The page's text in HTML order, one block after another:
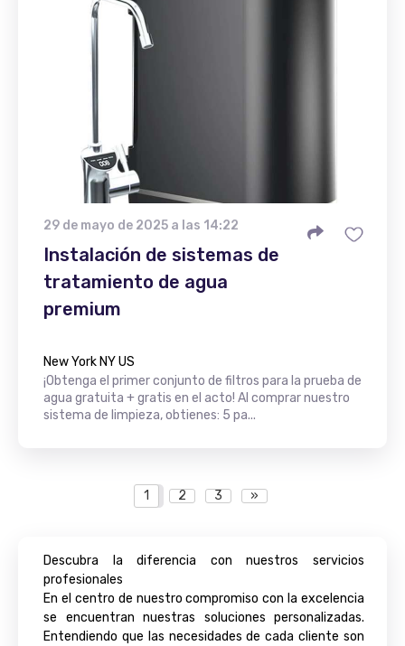
29 de mayo de 2025 a las 14:22
Instalación de sistemas de
tratamiento de agua
premium
New York NY US
¡Obtenga el primer conjunto de filtros para la prueba de
agua gratuita + gratis en el acto! Al comprar nuestro
sistema de limpieza, obtienes: 5 pa...
1 2 3 »
Descubra la diferencia con nuestros servicios
profesionales
En el centro de nuestro compromiso con la excelencia
se encuentran nuestras soluciones personalizadas.
Entendiendo que las necesidades de cada cliente son